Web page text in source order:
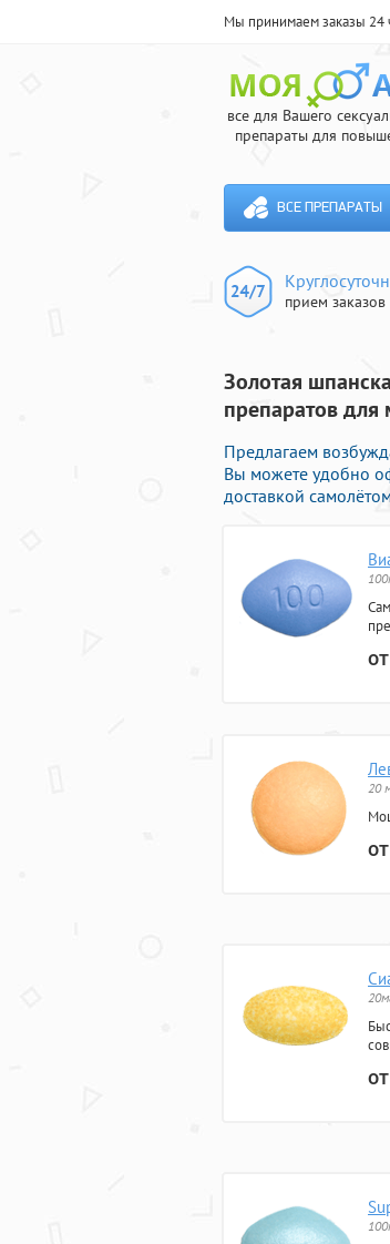
Мы принимаем заказы 24
все для Вашего
препараты для
ВСЕ ПРЕПАРАТЫ
прием заказов
Золотая
препаратов для
Предлагаем
Вы можете удобно
доставкой
20